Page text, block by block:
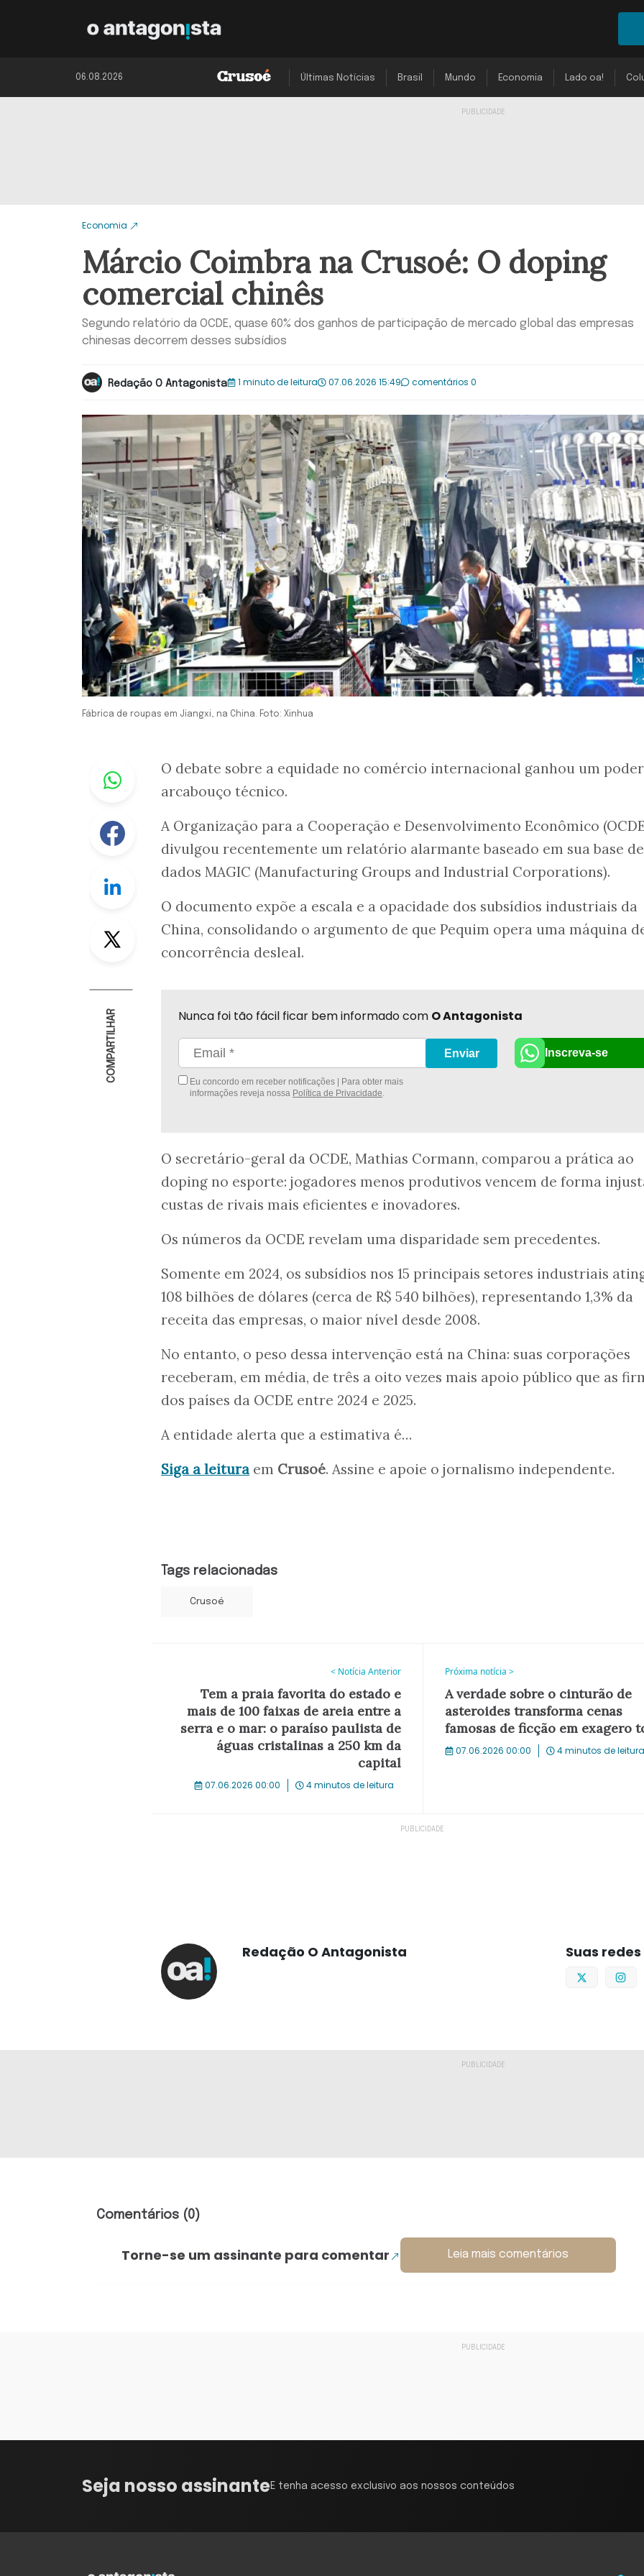
06.08.2026 Últimas Notícias Brasil Mundo Economia Lado oa!
Economia
Márcio Coimbra na Crusoé: O doping
comercial chinês
Segundo relatório da OCDE, quase 60% dos ganhos de participação de mercado global das empresas
chinesas decorrem desses subsídios
Redação O Antagonista 1 minuto de leitura 07.06.2026 15:49 comentários 0
Fábrica de roupas em Jiangxi, na China. Foto: Xinhua
Whastapp
Facebook
Linkedin
Twitter
COMPARTILHAR
O debate sobre a equidade no comércio internacional ganhou um
arcabouço técnico.
A Organização para a Cooperação e Desenvolvimento Econômico
divulgou recentemente um relatório alarmante baseado em sua base de
dados MAGIC (Manufacturing Groups and Industrial Corporations).
O documento expõe a escala e a opacidade dos subsídios industriais da
China, consolidando o argumento de que Pequim opera uma máquina
concorrência desleal.
Nunca foi tão fácil ficar bem informado com O Antagonista
Eu concordo em receber notificações | Para obter mais
informações reveja nossa Política de Privacidade.
Enviar Inscreva-se
O secretário-geral da OCDE, Mathias Cormann, comparou a prática ao
doping no esporte: jogadores menos produtivos vencem de forma
custas de rivais mais eficientes e inovadores.
Os números da OCDE revelam uma disparidade sem precedentes.
Somente em 2024, os subsídios nos 15 principais setores industriais
108 bilhões de dólares (cerca de R$ 540 bilhões), representando 1,3% da
receita das empresas, o maior nível desde 2008.
No entanto, o peso dessa intervenção está na China: suas corporações
receberam, em média, de três a oito vezes mais apoio público que as
dos países da OCDE entre 2024 e 2025.
A entidade alerta que a estimativa é…
Siga a leitura em Crusoé. Assine e apoie o jornalismo independente.
Tags relacionadas
Crusoé
< Notícia Anterior
Tem a praia favorita do estado e
mais de 100 faixas de areia entre a
serra e o mar: o paraíso paulista de
águas cristalinas a 250 km da
capital
07.06.2026 00:00 4 minutos de leitura
Próxima notícia >
A verdade sobre o cinturão de
asteroides transforma cenas
famosas de ficção em exagero
07.06.2026 00:00 4 minutos de leitura
Redação O Antagonista Suas redes
Twitter
Comentários (0)
Torne-se um assinante para comentar Leia mais comentários
Seja nosso assinanteE tenha acesso exclusivo aos nossos conteúdos